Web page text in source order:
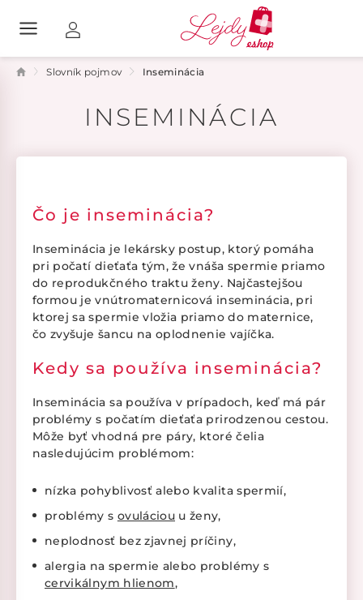
Slovník pojmov Inseminácia
INSEMINÁCIA
Čo je inseminácia?
Inseminácia je lekársky postup, ktorý pomáha
pri počatí dieťaťa tým, že vnáša spermie priamo
do reprodukčného traktu ženy. Najčastejšou
formou je vnútromaternicová inseminácia, pri
ktorej sa spermie vložia priamo do maternice,
čo zvyšuje šancu na oplodnenie vajíčka.
Kedy sa používa inseminácia?
Inseminácia sa používa v prípadoch, keď má pár
problémy s počatím dieťaťa prirodzenou cestou.
Môže byť vhodná pre páry, ktoré čelia
nasledujúcim problémom:
nízka pohyblivosť alebo kvalita spermií,
problémy s ovuláciou u ženy,
neplodnosť bez zjavnej príčiny,
alergia na spermie alebo problémy s
cervikálnym hlienom,